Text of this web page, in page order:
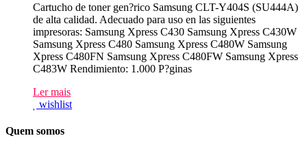
Cartucho de toner gen?rico Samsung CLT-Y404S (SU444A)
de alta calidad. Adecuado para uso en las siguientes
impresoras: Samsung Xpress C430 Samsung Xpress C430W
Samsung Xpress C480 Samsung Xpress C480W Samsung
Xpress C480FN Samsung Xpress C480FW Samsung Xpress
C483W Rendimiento: 1.000 P?ginas
Ler mais
wishlist
Quem somos